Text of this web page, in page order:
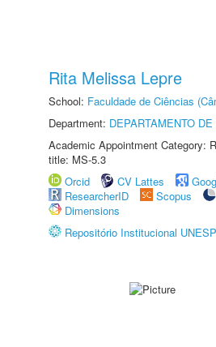
Rita Melissa Lepre
School: Faculdade de Ciências
Department: DEPARTAMENTO
Academic Appointment Category:
title: MS-5.3
Orcid
CV Lattes
ResearcherID
Scopus
Dimensions
Repositório Institucional UNESP